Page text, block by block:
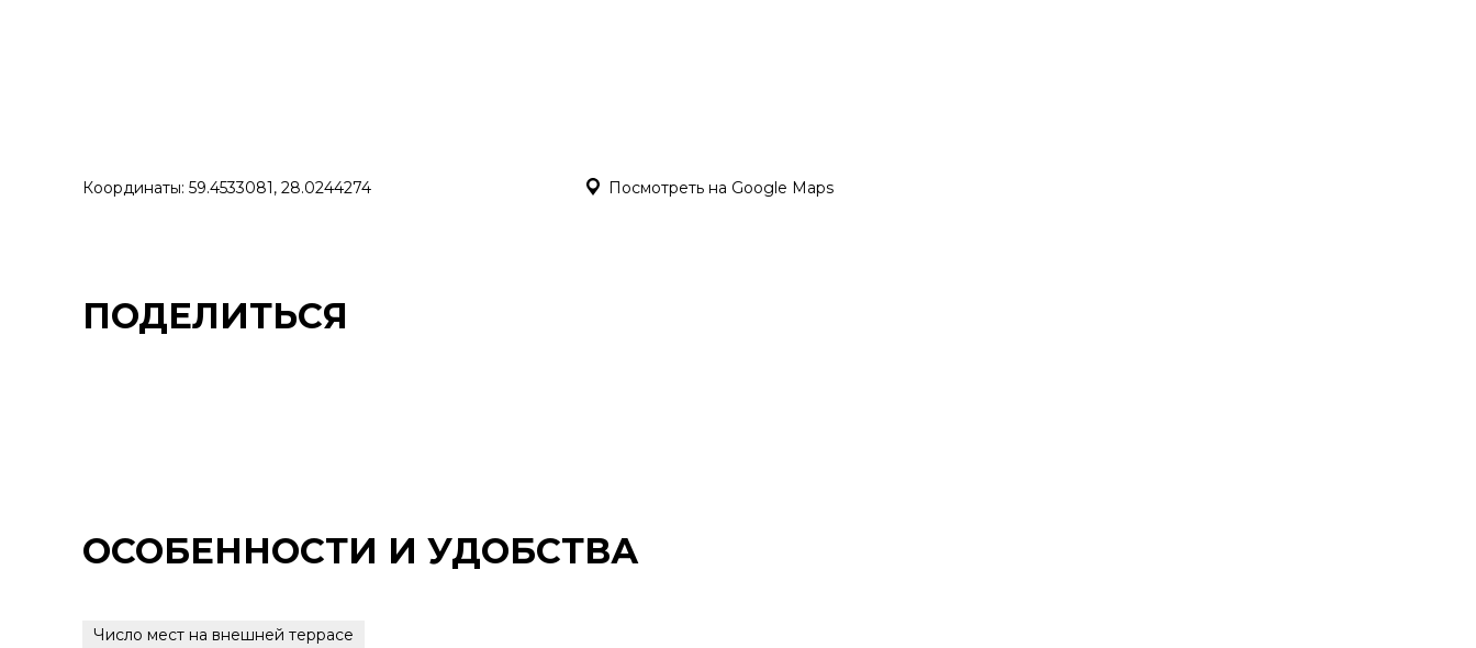
Координаты: 59.4533081, 28.0244274 Посмотреть на Google Maps
ПОДЕЛИТЬСЯ
ОСОБЕННОСТИ И УДОБСТВА
Число мест на внешней террасе